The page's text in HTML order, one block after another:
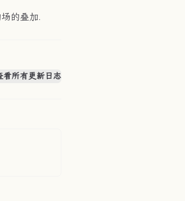
的叠加.
看所有更新日志